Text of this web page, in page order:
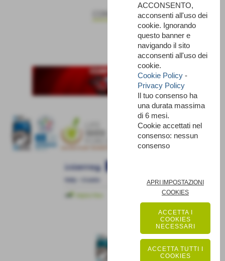
ACCONSENTO,
acconsenti all'uso dei
cookie. Ignorando
questo banner e
navigando il sito
acconsenti all'uso dei
cookie.
Cookie Policy -
Privacy Policy
Il tuo consenso ha
una durata massima
di 6 mesi.
Cookie accettati nel
consenso: nessun
consenso
APRI IMPOSTAZIONI
COOKIES
ACCETTA I
COOKIES
NECESSARI
ACCETTA TUTTI I
COOKIES